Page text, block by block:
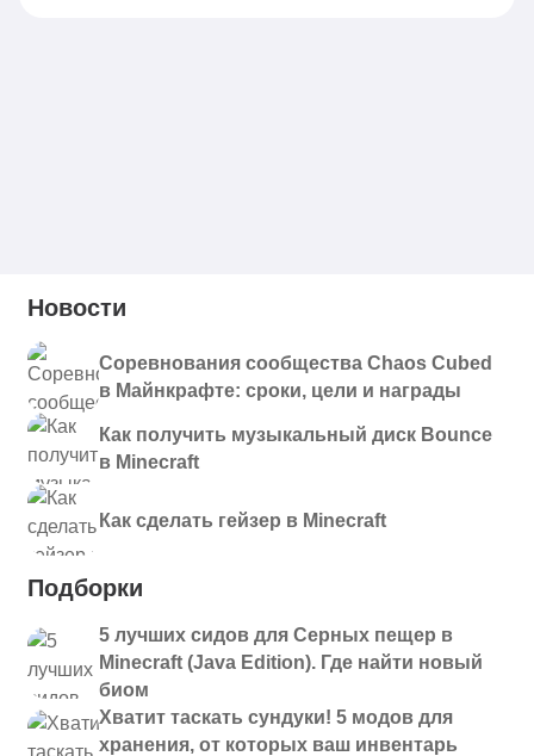
Новости
Соревнования сообщества Chaos Cubed
в Майнкрафте: сроки, цели и награды
Как получить музыкальный диск Bounce
в Minecraft
Как сделать гейзер в Minecraft
Подборки
5 лучших сидов для Серных пещер в
Minecraft (Java Edition). Где найти новый
биом
Хватит таскать сундуки! 5 модов для
хранения, от которых ваш инвентарь